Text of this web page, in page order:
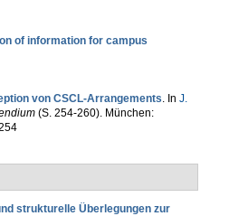
of information for campus
von CSCL-Arrangements. In J.
(S. 254-260). München:
strukturelle Überlegungen zur